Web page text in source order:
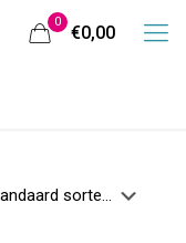
0
€0,00